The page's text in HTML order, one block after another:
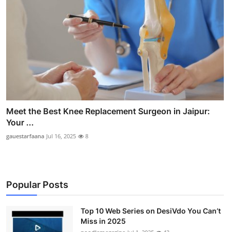
Meet the Best Knee Replacement Surgeon in Jaipur:
Your ...
gauestarfaana Jul 16, 2025 8
Popular Posts
Top 10 Web Series on DesiVdo You Can’t
Miss in 2025